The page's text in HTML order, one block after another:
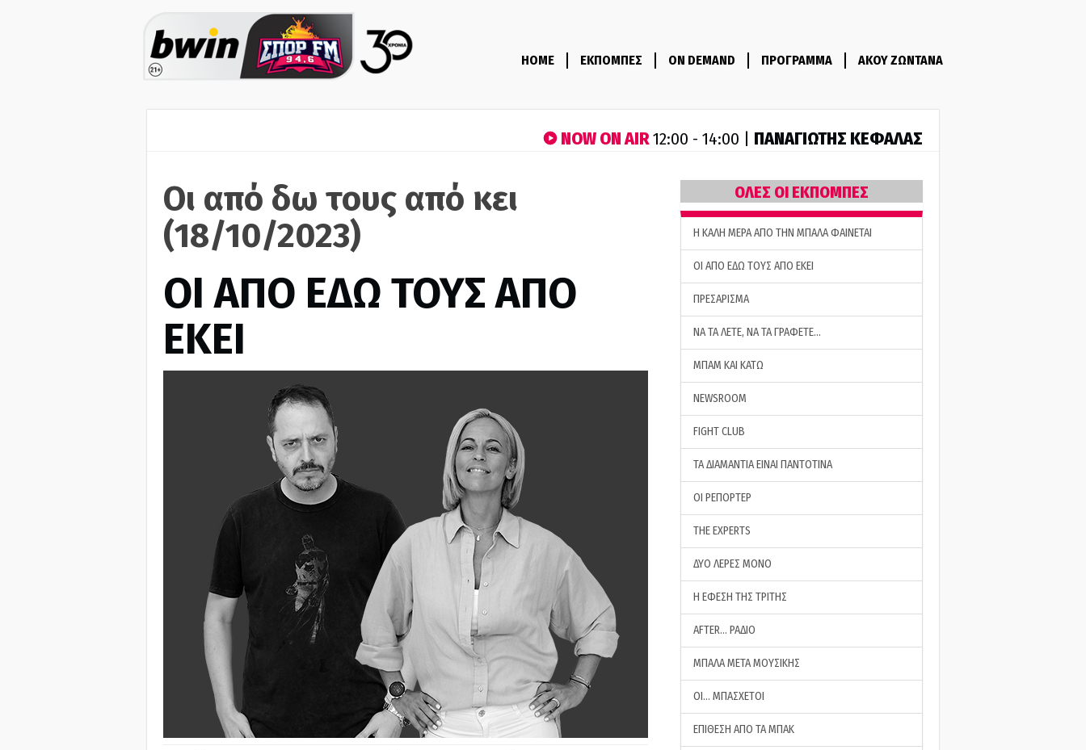
HOME ΕΚΠΟΜΠΕΣ ON DEMAND ΠΡΟΓΡΑΜΜΑ ΑΚΟΥ ΖΩΝΤΑΝΑ
NOW ON AIR12:00 - 14:00 | ΠΑΝΑΓΙΩΤΗΣ ΚΕΦΑΛΑΣ
Οι από δω τους από κει
(18/10/2023)
ΟΙ ΑΠΟ ΕΔΩ ΤΟΥΣ ΑΠΟ
ΕΚΕΙ
ΟΛΕΣ ΟΙ ΕΚΠΟΜΠΕΣ
H ΚΑΛΗ ΜΕΡΑ ΑΠΟ ΤΗΝ ΜΠΑΛΑ ΦΑΙΝΕΤΑΙ
ΟΙ ΑΠΟ ΕΔΩ ΤΟΥΣ ΑΠΟ ΕΚΕΙ
ΠΡΕΣΑΡΙΣΜΑ
ΝΑ ΤΑ ΛΕΤΕ, ΝΑ ΤΑ ΓΡΑΦΕΤΕ…
ΜΠΑΜ ΚΑΙ ΚΑΤΩ
NEWSROOM
FIGHT CLUB
ΤΑ ΔΙΑΜΑΝΤΙΑ ΕΙΝΑΙ ΠΑΝΤΟΤΙΝΑ
ΟΙ ΡΕΠΟΡΤΕΡ
THE EXPERTS
ΔΥΟ ΛΕΡΕΣ ΜΟΝΟ
Η ΕΦΕΣΗ ΤΗΣ ΤΡΙΤΗΣ
AFTER… ΡΑΔΙΟ
ΜΠΑΛΑ ΜΕΤΑ ΜΟΥΣΙΚΗΣ
ΟΙ… ΜΠΑΣΧΕΤΟΙ
ΕΠΙΘΕΣΗ ΑΠΟ ΤΑ ΜΠΑΚ